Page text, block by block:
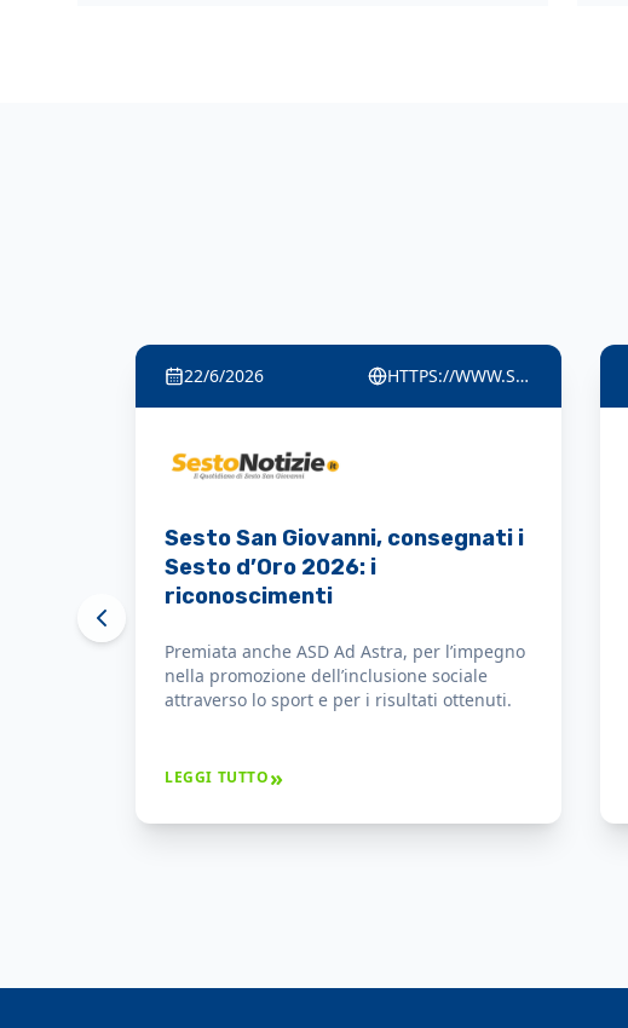
22/6/2026 HTTPS://DIALOGONEWS.WORDPRESS.COM/
Il Sindaco consegna le
benemerenze Sesto d'Oro
nell'ambito della festa di San
persone
ASD Ad Astra lo ha ricevuto il Sesto d'Oro per
il costante impegno nella promozione
dell’inclusione sociale attraverso lo sport e
LEGGI TUTTO»